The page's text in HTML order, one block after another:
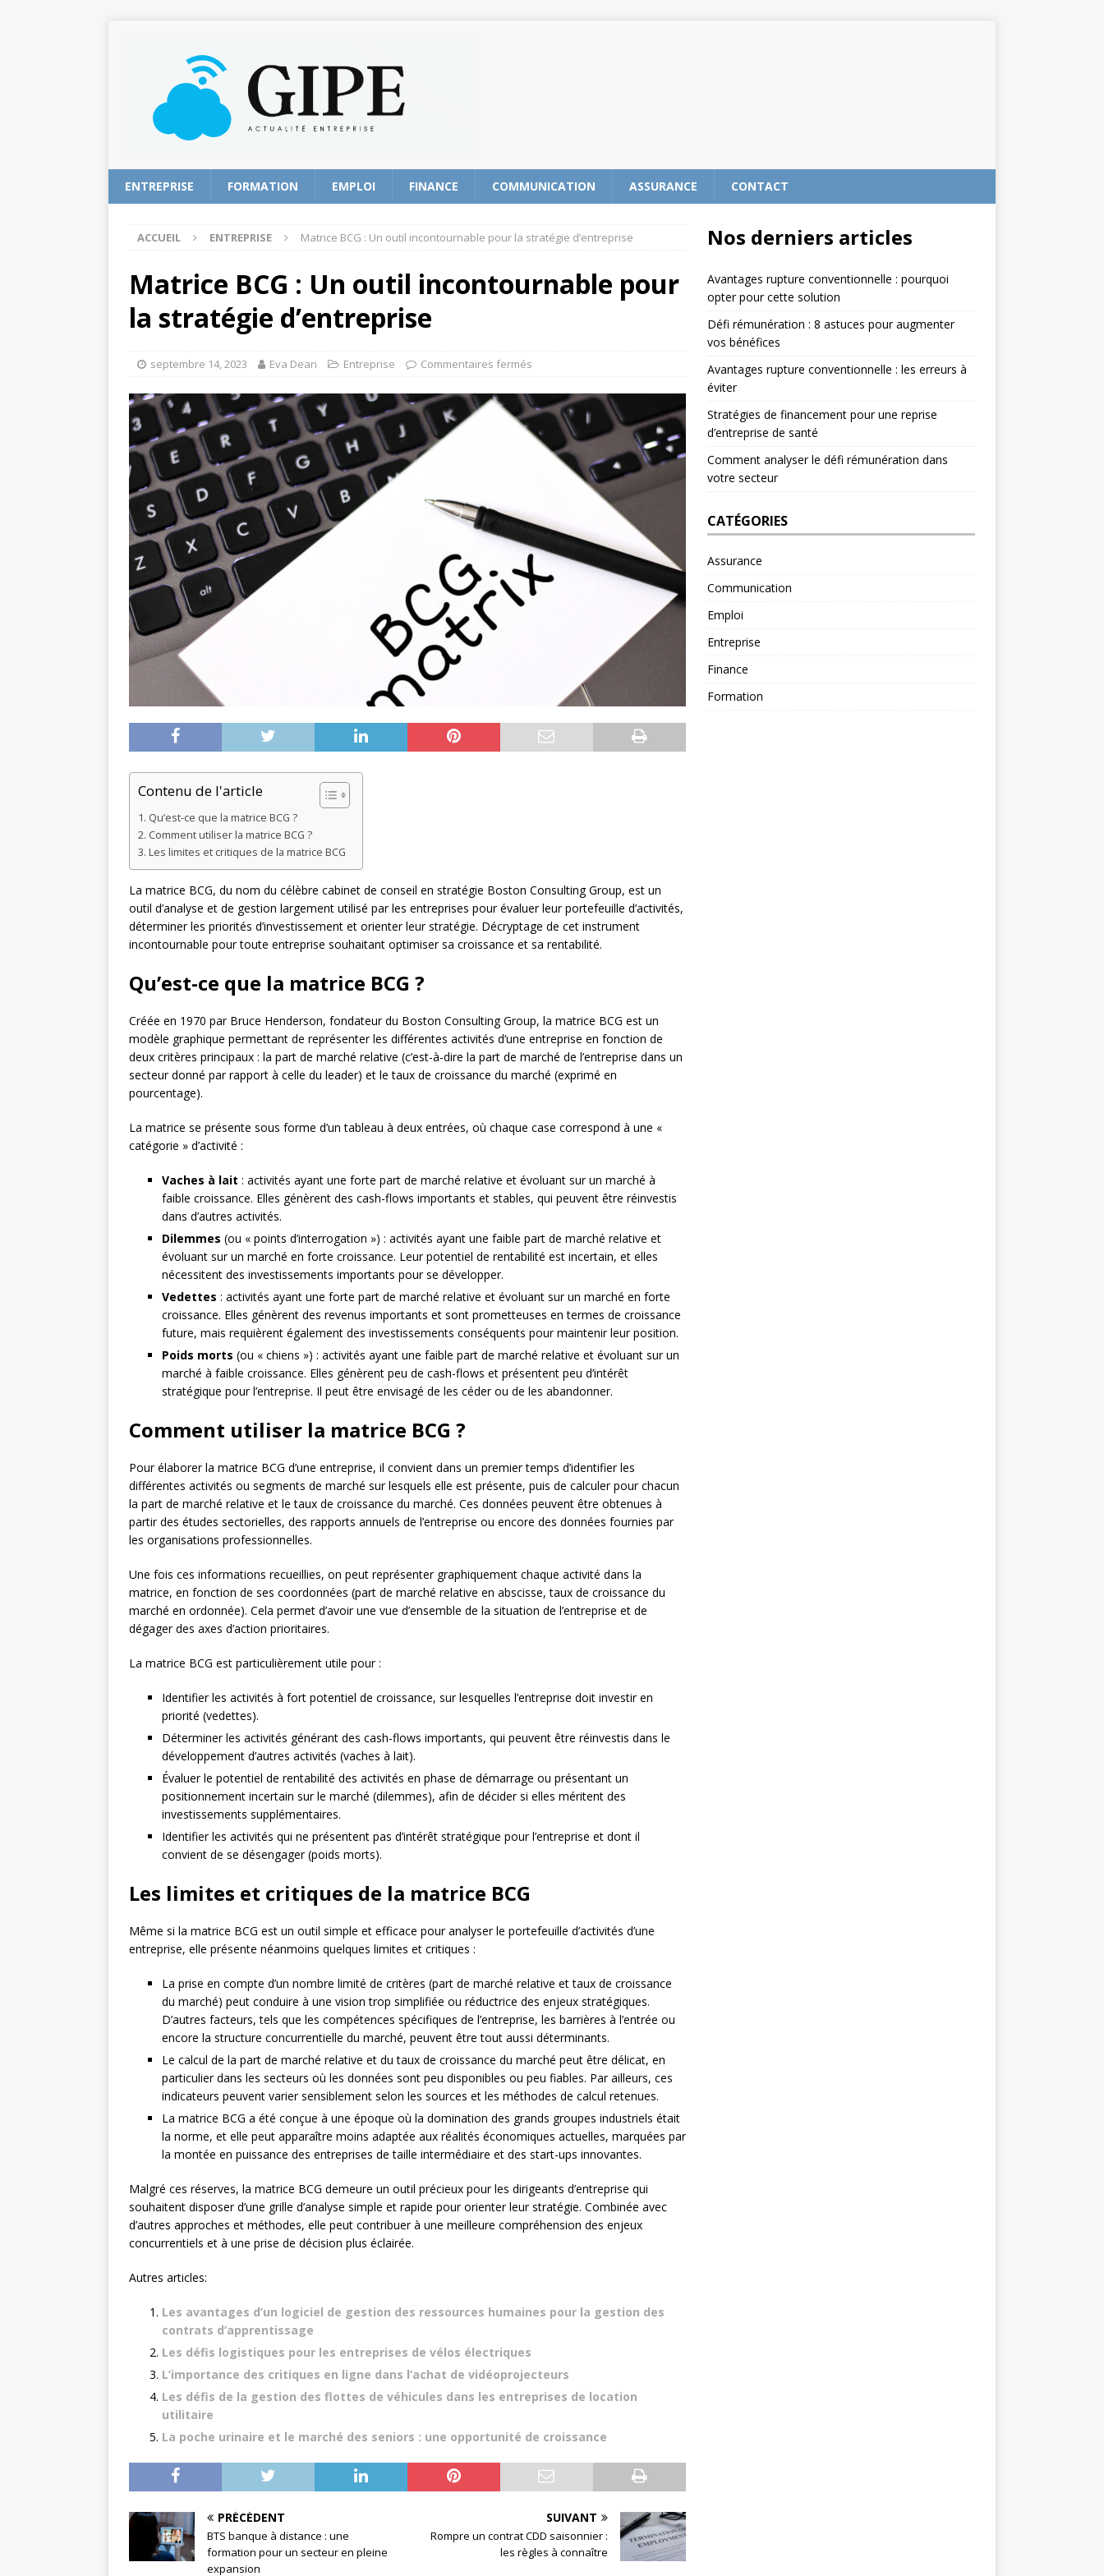
ENTREPRISE FORMATION EMPLOI FINANCE COMMUNICATION ASSURANCE CONTACT
ACCUEIL ENTREPRISE Matrice BCG : Un outil incontournable pour la stratégie d’entreprise
Matrice BCG : Un outil incontournable pour
la stratégie d’entreprise
septembre 14, 2023 Eva Dean Entreprise Commentaires fermés
Contenu de l'article
Qu’est-ce que la matrice BCG ?
Comment utiliser la matrice BCG ?
Les limites et critiques de la matrice BCG
La matrice BCG, du nom du célèbre cabinet de conseil en stratégie Boston Consulting Group, est un
outil d’analyse et de gestion largement utilisé par les entreprises pour évaluer leur portefeuille d’activités,
déterminer les priorités d’investissement et orienter leur stratégie. Décryptage de cet instrument
incontournable pour toute entreprise souhaitant optimiser sa croissance et sa rentabilité.
Qu’est-ce que la matrice BCG ?
Créée en 1970 par Bruce Henderson, fondateur du Boston Consulting Group, la matrice BCG est un
modèle graphique permettant de représenter les différentes activités d’une entreprise en fonction de
deux critères principaux : la part de marché relative (c’est-à-dire la part de marché de l’entreprise dans un
secteur donné par rapport à celle du leader) et le taux de croissance du marché (exprimé en
pourcentage).
La matrice se présente sous forme d’un tableau à deux entrées, où chaque case correspond à une «
catégorie » d’activité :
Vaches à lait : activités ayant une forte part de marché relative et évoluant sur un marché à
faible croissance. Elles génèrent des cash-flows importants et stables, qui peuvent être réinvestis
dans d’autres activités.
Dilemmes (ou « points d’interrogation ») : activités ayant une faible part de marché relative et
évoluant sur un marché en forte croissance. Leur potentiel de rentabilité est incertain, et elles
nécessitent des investissements importants pour se développer.
Vedettes : activités ayant une forte part de marché relative et évoluant sur un marché en forte
croissance. Elles génèrent des revenus importants et sont prometteuses en termes de croissance
future, mais requièrent également des investissements conséquents pour maintenir leur position.
Poids morts (ou « chiens ») : activités ayant une faible part de marché relative et évoluant sur un
marché à faible croissance. Elles génèrent peu de cash-flows et présentent peu d’intérêt
stratégique pour l’entreprise. Il peut être envisagé de les céder ou de les abandonner.
Comment utiliser la matrice BCG ?
Pour élaborer la matrice BCG d’une entreprise, il convient dans un premier temps d’identifier les
différentes activités ou segments de marché sur lesquels elle est présente, puis de calculer pour chacun
la part de marché relative et le taux de croissance du marché. Ces données peuvent être obtenues à
partir des études sectorielles, des rapports annuels de l’entreprise ou encore des données fournies par
les organisations professionnelles.
Une fois ces informations recueillies, on peut représenter graphiquement chaque activité dans la
matrice, en fonction de ses coordonnées (part de marché relative en abscisse, taux de croissance du
marché en ordonnée). Cela permet d’avoir une vue d’ensemble de la situation de l’entreprise et de
dégager des axes d’action prioritaires.
La matrice BCG est particulièrement utile pour :
Identifier les activités à fort potentiel de croissance, sur lesquelles l’entreprise doit investir en
priorité (vedettes).
Déterminer les activités générant des cash-flows importants, qui peuvent être réinvestis dans le
développement d’autres activités (vaches à lait).
Évaluer le potentiel de rentabilité des activités en phase de démarrage ou présentant un
positionnement incertain sur le marché (dilemmes), afin de décider si elles méritent des
investissements supplémentaires.
Identifier les activités qui ne présentent pas d’intérêt stratégique pour l’entreprise et dont il
convient de se désengager (poids morts).
Les limites et critiques de la matrice BCG
Même si la matrice BCG est un outil simple et efficace pour analyser le portefeuille d’activités d’une
entreprise, elle présente néanmoins quelques limites et critiques :
La prise en compte d’un nombre limité de critères (part de marché relative et taux de croissance
du marché) peut conduire à une vision trop simplifiée ou réductrice des enjeux stratégiques.
D’autres facteurs, tels que les compétences spécifiques de l’entreprise, les barrières à l’entrée ou
encore la structure concurrentielle du marché, peuvent être tout aussi déterminants.
Le calcul de la part de marché relative et du taux de croissance du marché peut être délicat, en
particulier dans les secteurs où les données sont peu disponibles ou peu fiables. Par ailleurs, ces
indicateurs peuvent varier sensiblement selon les sources et les méthodes de calcul retenues.
La matrice BCG a été conçue à une époque où la domination des grands groupes industriels était
la norme, et elle peut apparaître moins adaptée aux réalités économiques actuelles, marquées par
la montée en puissance des entreprises de taille intermédiaire et des start-ups innovantes.
Malgré ces réserves, la matrice BCG demeure un outil précieux pour les dirigeants d’entreprise qui
souhaitent disposer d’une grille d’analyse simple et rapide pour orienter leur stratégie. Combinée avec
d’autres approches et méthodes, elle peut contribuer à une meilleure compréhension des enjeux
concurrentiels et à une prise de décision plus éclairée.
Autres articles:
Les avantages d’un logiciel de gestion des ressources humaines pour la gestion des
contrats d’apprentissage
Les défis logistiques pour les entreprises de vélos électriques
L’importance des critiques en ligne dans l’achat de vidéoprojecteurs
Les défis de la gestion des flottes de véhicules dans les entreprises de location
utilitaire
La poche urinaire et le marché des seniors : une opportunité de croissance
PRÉCÉDENT
BTS banque à distance : une
formation pour un secteur en pleine
expansion
SUIVANT
Rompre un contrat CDD saisonnier :
les règles à connaître
Nos derniers articles
Avantages rupture conventionnelle : pourquoi
opter pour cette solution
Défi rémunération : 8 astuces pour augmenter
vos bénéfices
Avantages rupture conventionnelle : les erreurs à
éviter
Stratégies de financement pour une reprise
d’entreprise de santé
Comment analyser le défi rémunération dans
votre secteur
CATÉGORIES
Assurance
Communication
Emploi
Entreprise
Finance
Formation